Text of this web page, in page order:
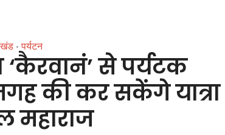
• पर्यटन
से पर्यटक
की कर सकेंगे यात्रा
महाराज